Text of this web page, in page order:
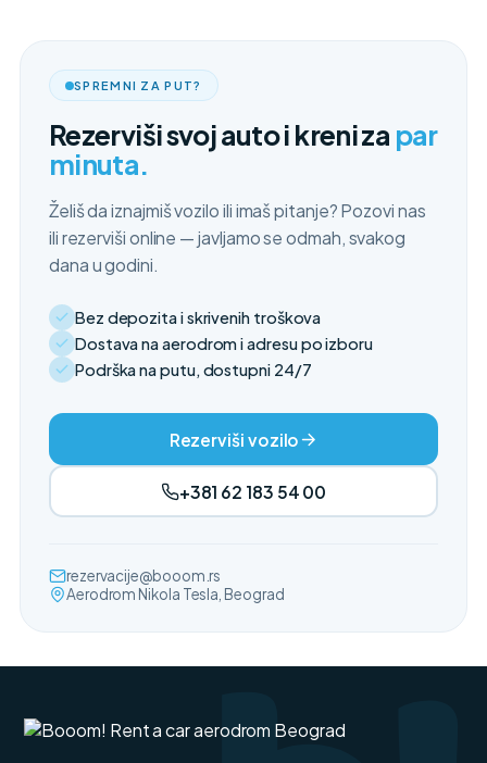
SPREMNI ZA PUT?
Rezerviši svoj auto i kreni za par
minuta.
Želiš da iznajmiš vozilo ili imaš pitanje? Pozovi nas
ili rezerviši online — javljamo se odmah, svakog
dana u godini.
Bez depozita i skrivenih troškova
Dostava na aerodrom i adresu po izboru
Podrška na putu, dostupni 24/7
Rezerviši vozilo
+381 62 183 54 00
rezervacije@booom.rs
Aerodrom Nikola Tesla, Beograd